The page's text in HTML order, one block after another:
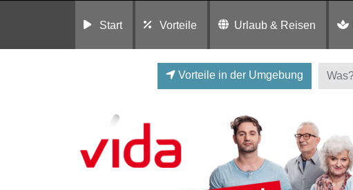
Start Vorteile Urlaub & Reisen
Vorteile in der Umgebung